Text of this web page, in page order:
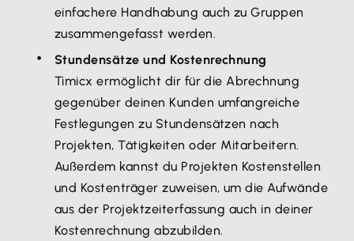
einfachere Handhabung auch zu Gruppen
zusammengefasst werden.
Stundensätze und Kostenrechnung
Timicx ermöglicht dir für die Abrechnung
gegenüber deinen Kunden umfangreiche
Festlegungen zu Stundensätzen nach
Projekten, Tätigkeiten oder Mitarbeitern.
Außerdem kannst du Projekten Kostenstellen
und Kostenträger zuweisen, um die Aufwände
aus der Projektzeiterfassung auch in deiner
Kostenrechnung abzubilden.